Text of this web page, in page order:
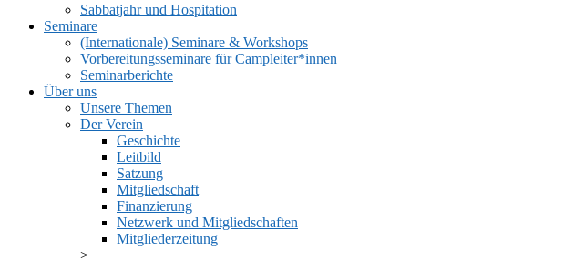
Sabbatjahr und Hospitation
Seminare
(Internationale) Seminare & Workshops
Vorbereitungsseminare für Campleiter*innen
Seminarberichte
Über uns
Unsere Themen
Der Verein
Geschichte
Leitbild
Satzung
Mitgliedschaft
Finanzierung
Netzwerk und Mitgliedschaften
Mitgliederzeitung